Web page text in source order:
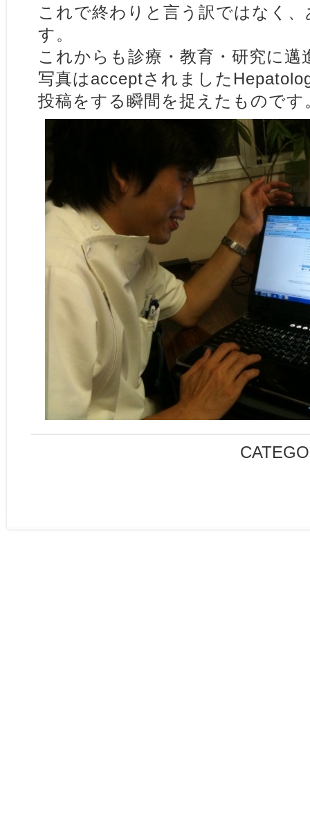
これで終わりと言う訳ではなく
す。
これからも診療・教育・研究に邁
写真はacceptされました
投稿をする瞬間を捉えたものです